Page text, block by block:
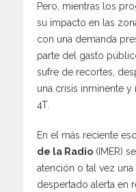
Pero, mientras los
su impacto en las
con una demanda
parte del gasto
sufre de recortes,
una crisis inminente
4T.
En el más reciente
de la Radio (IMER)
atención o tal vez una
despertado alerta en